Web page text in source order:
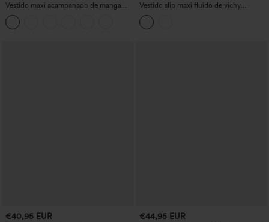
Vestido maxi acampanado de manga
larga y cuello redondo con botones
Vestido slip maxi fluido de vichy
(gingham) con cremallera invisible y
bolsillos, casual
€40,95 EUR €44,95 EUR